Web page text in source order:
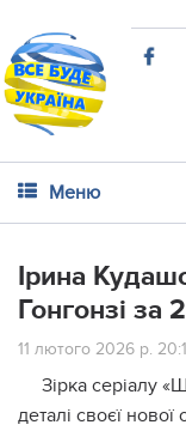
Меню
Ірина
Гонгонзі за
11 лютого 2026 р.
Зірка серіалу
деталі своєї